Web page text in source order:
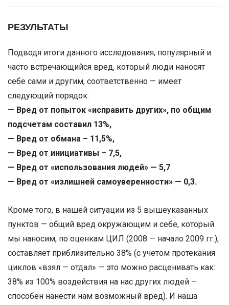
РЕЗУЛЬТАТЫ
Подводя итоги данного исследования, популярный и
часто встречающийся вред, который люди наносят
себе сами и другим, соответственно — имеет
следующий порядок:
— Вред от попыток «исправить других», по общим
подсчетам составил 13%,
— Вред от обмана – 11,5%,
— Вред от инициативы – 7,5,
— Вред от «использования людей» — 5,7
— Вред от «излишней самоуверенности» — 0,3.
Кроме того, в нашей ситуации из 5 вышеуказанных
пунктов — общий вред окружающим и себе, который
мы наносим, по оценкам ЦИЛ (2008 — начало 2009 гг.),
составляет приблизительно 38% (с учетом протекания
циклов «взял — отдал» — это можно расценивать как:
38% из 100% воздействия на нас других людей –
способен нанести нам возможный вред). И наша